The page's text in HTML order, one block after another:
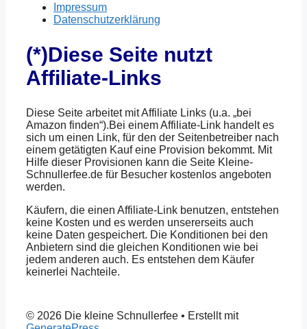
Impressum
Datenschutzerklärung
(*)Diese Seite nutzt
Affiliate-Links
Diese Seite arbeitet mit Affiliate Links (u.a. „bei
Amazon finden“).Bei einem Affiliate-Link handelt es
sich um einen Link, für den der Seitenbetreiber nach
einem getätigten Kauf eine Provision bekommt. Mit
Hilfe dieser Provisionen kann die Seite Kleine-
Schnullerfee.de für Besucher kostenlos angeboten
werden.
Käufern, die einen Affiliate-Link benutzen, entstehen
keine Kosten und es werden unsererseits auch
keine Daten gespeichert. Die Konditionen bei den
Anbietern sind die gleichen Konditionen wie bei
jedem anderen auch. Es entstehen dem Käufer
keinerlei Nachteile.
© 2026 Die kleine Schnullerfee • Erstellt mit